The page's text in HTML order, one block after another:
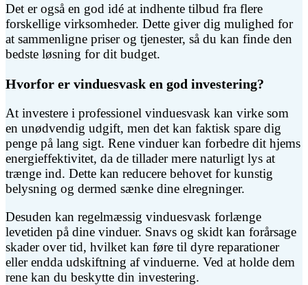
Det er også en god idé at indhente tilbud fra flere
forskellige virksomheder. Dette giver dig mulighed for
at sammenligne priser og tjenester, så du kan finde den
bedste løsning for dit budget.
Hvorfor er vinduesvask en god investering?
At investere i professionel vinduesvask kan virke som
en unødvendig udgift, men det kan faktisk spare dig
penge på lang sigt. Rene vinduer kan forbedre dit hjems
energieffektivitet, da de tillader mere naturligt lys at
trænge ind. Dette kan reducere behovet for kunstig
belysning og dermed sænke dine elregninger.
Desuden kan regelmæssig vinduesvask forlænge
levetiden på dine vinduer. Snavs og skidt kan forårsage
skader over tid, hvilket kan føre til dyre reparationer
eller endda udskiftning af vinduerne. Ved at holde dem
rene kan du beskytte din investering.